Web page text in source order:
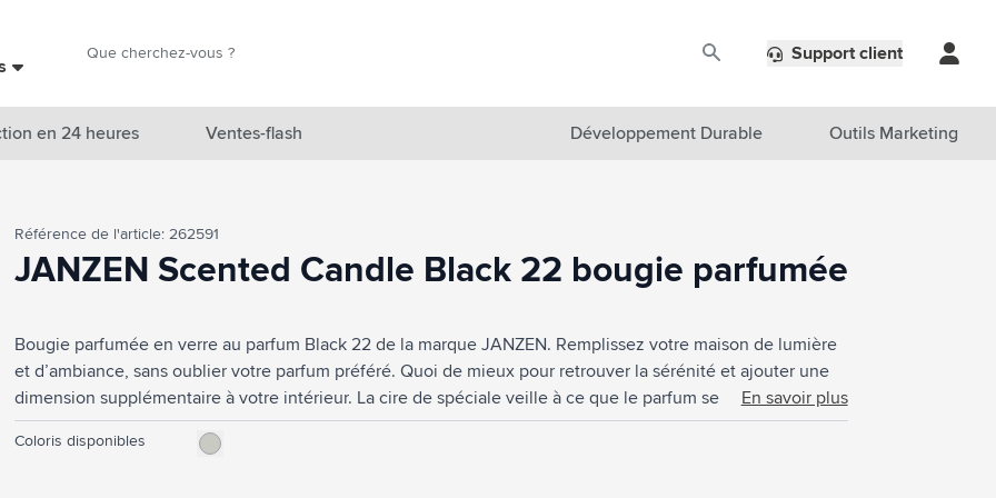
Marques
Thèmes
Accessoires boissons
Sacs & Voyage
Cuisiner & Vivre
Support client
en 24 heures Ventes-flash Développement Durable Outils Marketing
Référence de l'article: 262591
JANZEN Scented Candle Black 22 bougie parfumée
Bougie parfumée en verre au parfum Black 22 de la marque JANZEN. Remplissez votre maison de lumière
et d’ambiance, sans oublier votre parfum préféré. Quoi de mieux pour retrouver la sérénité et ajouter une
dimension supplémentaire à votre intérieur. La cire de spéciale veille à ce que le parfum se diffuse
lentement. Un parfum à la fois frais et chaud, en équilibre entre la légèreté et l’intensité, le féminin et le
masculin. Black 22 est un riche bouquet comprenant de la bergamote et des épices, des écorces tropicales
En savoir plus
Coloris disponibles